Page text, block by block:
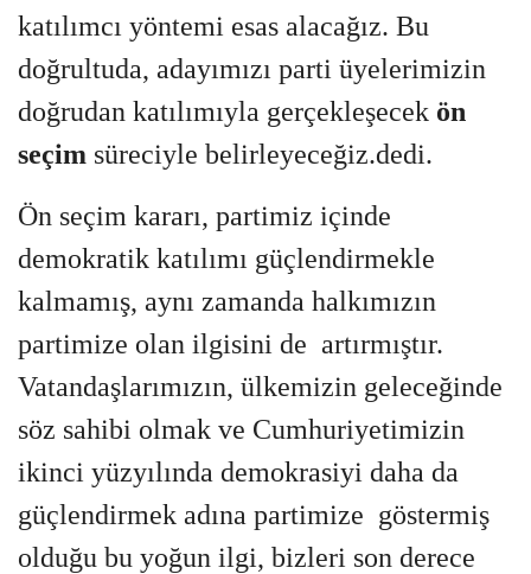
katılımcı yöntemi esas alacağız. Bu
doğrultuda, adayımızı parti üyelerimizin
doğrudan katılımıyla gerçekleşecek ön
seçim süreciyle belirleyeceğiz.dedi.
Ön seçim kararı, partimiz içinde
demokratik katılımı güçlendirmekle
kalmamış, aynı zamanda halkımızın
partimize olan ilgisini de artırmıştır.
Vatandaşlarımızın, ülkemizin geleceğinde
söz sahibi olmak ve Cumhuriyetimizin
ikinci yüzyılında demokrasiyi daha da
güçlendirmek adına partimize göstermiş
olduğu bu yoğun ilgi, bizleri son derece